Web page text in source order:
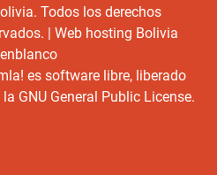
Todos los derechos
|Web hosting Bolivia
es software libre, liberado
la GNU General Public License.